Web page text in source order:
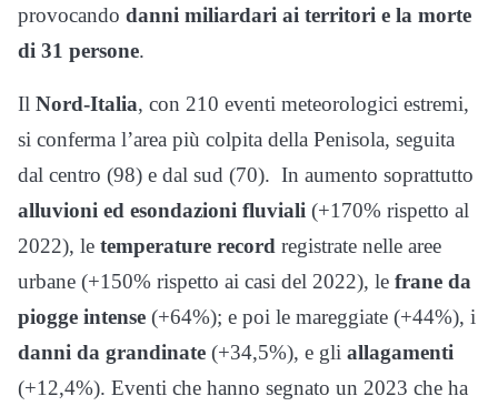
provocando danni miliardari ai territori e la morte
di 31 persone.
Il Nord-Italia, con 210 eventi meteorologici estremi,
si conferma l’area più colpita della Penisola, seguita
dal centro (98) e dal sud (70). In aumento soprattutto
alluvioni ed esondazioni fluviali (+170% rispetto al
2022), le temperature record registrate nelle aree
urbane (+150% rispetto ai casi del 2022), le frane da
piogge intense (+64%); e poi le mareggiate (+44%), i
danni da grandinate (+34,5%), e gli allagamenti
(+12,4%). Eventi che hanno segnato un 2023 che ha